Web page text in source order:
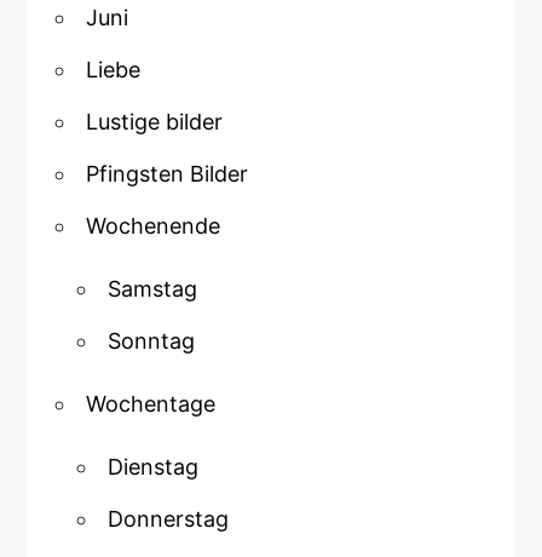
Juni
Liebe
Lustige bilder
Pfingsten Bilder
Wochenende
Samstag
Sonntag
Wochentage
Dienstag
Donnerstag